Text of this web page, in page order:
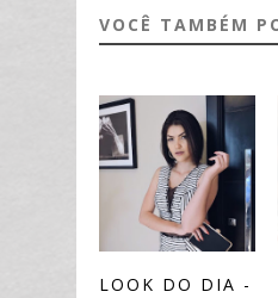
VOCÊ TAMBÉM
LOOK DO DIA -